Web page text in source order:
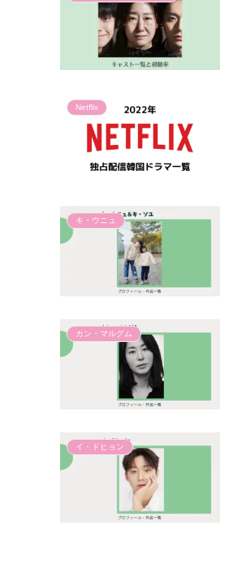
Netflix
キ・ウニュ
カン・マルグム
イ・ドヒョン